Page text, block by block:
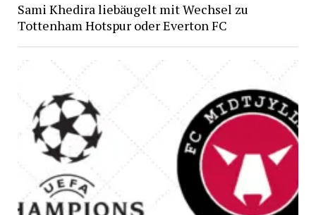
Sami Khedira liebäugelt mit Wechsel zu
Tottenham Hotspur oder Everton FC